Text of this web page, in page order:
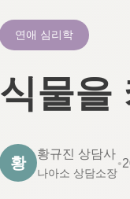
연애 심리학
식물을
황
황규진 상담사
나아소 상담소장
•